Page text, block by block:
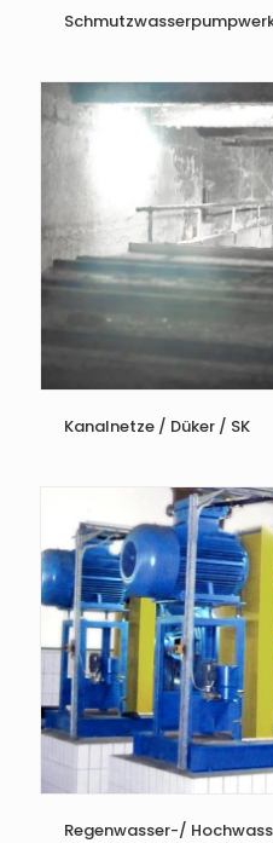
Kanalnetze / Düker / SK
Regenwasser-/